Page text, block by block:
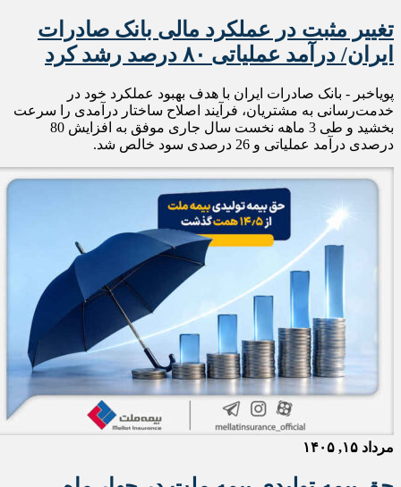
تغییر مثبت در عملکرد مالی بانک صادرات
ایران/ درآمد عملیاتی ۸۰ درصد رشد کرد
پویاخبر - ​بانک صادرات ایران با هدف بهبود عملکرد خود در
خدمت‌رسانی به مشتریان، فرآیند اصلاح ساختار درآمدی را سرعت
بخشید و طی 3 ماهه نخست سال جاری موفق به افزایش 80
درصدی درآمد عملیاتی و 26 درصدی سود خالص شد.
مرداد ۱۵, ۱۴۰۵